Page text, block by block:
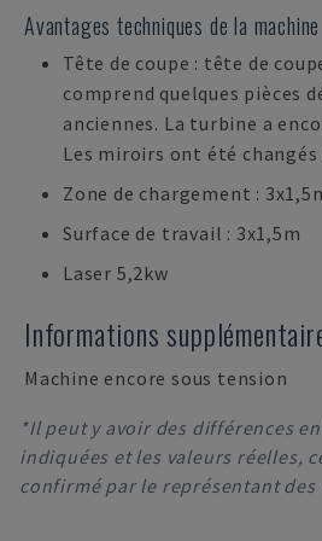
Avantages techniques de la machine
Tête de coupe : tête de
comprend quelques pièces
anciennes. La turbine a
Les miroirs ont été
Zone de chargement :
Surface de travail : 3x1,5m
Laser 5,2kw
Informations
Machine encore sous tension
*Il peut y avoir des différences
indiquées et les valeurs réelles,
confirmé par le représentant des